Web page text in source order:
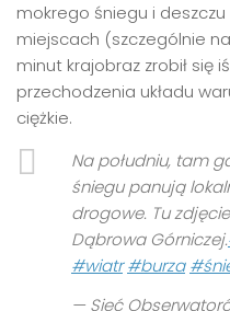
mokrego śniegu i
miejscach (szczególnie
minut krajobraz zrobił się
przechodzenia układu
ciężkie.
Na południu, tam
śniegu panują
drogowe. Tu
Dąbrowa Górniczej.
#wiatr #burza
— Sieć